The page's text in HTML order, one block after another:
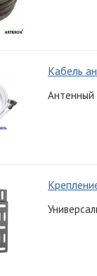
Кабель
Антенный